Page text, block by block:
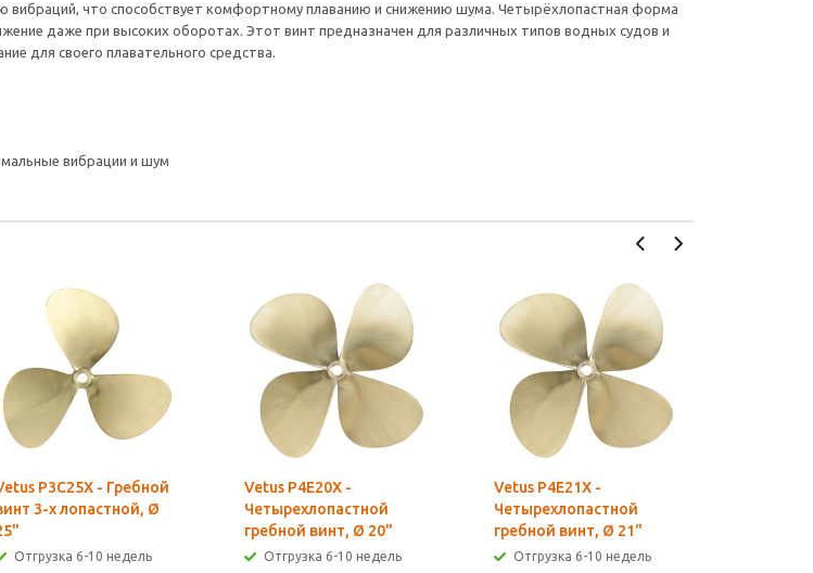
вибраций, что способствует комфортному плаванию и снижению шума. Четырёхлопастная форма
даже при высоких оборотах. Этот винт предназначен для различных типов водных судов и
для своего плавательного средства.
вибрации и шум
P3C25X - Гребной
3-х лопастной, Ø
Отгрузка 6-10 недель
Vetus P4E20X -
Четырехлопастной
гребной винт, Ø 20"
Отгрузка 6-10 недель
Vetus P4E21X -
Четырехлопастной
гребной винт, Ø 21"
Отгрузка 6-10 недель